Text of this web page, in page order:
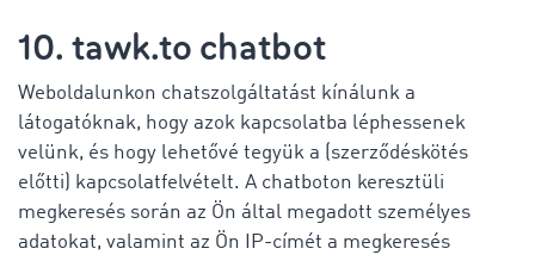
10. tawk.to chatbot
Weboldalunkon chatszolgáltatást kínálunk a
látogatóknak, hogy azok kapcsolatba léphessenek
velünk, és hogy lehetővé tegyük a (szerződéskötés
előtti) kapcsolatfelvételt. A chatboton keresztüli
megkeresés során az Ön által megadott személyes
adatokat, valamint az Ön IP-címét a megkeresés